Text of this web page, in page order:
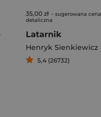
35,00 zł - sugerowana cena
detaliczna
Latarnik
Henryk Sienkiewicz
5,4 (26732)